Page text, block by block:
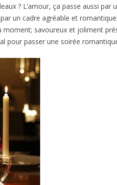
? L’amour, ça passe aussi par
un cadre agréable et
savoureux et joliment
pour passer une soirée